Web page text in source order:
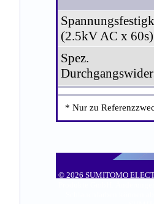
(2.5kV AC x 60s)
Spez.
* Nur zu
© 2026 SUMITOMO